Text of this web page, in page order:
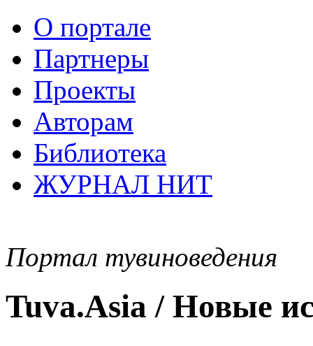
О портале
Партнеры
Проекты
Авторам
Библиотека
ЖУРНАЛ НИТ
Портал тувиноведения
Tuva.Asia / Новые